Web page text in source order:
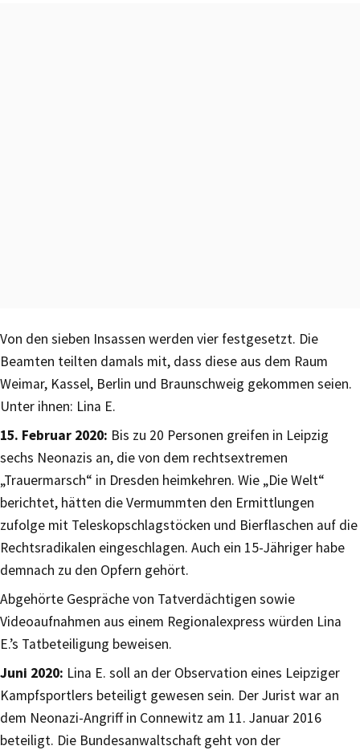
Von den sieben Insassen werden vier festgesetzt. Die
Beamten teilten damals mit, dass diese aus dem Raum
Weimar, Kassel, Berlin und Braunschweig gekommen seien.
Unter ihnen: Lina E.
15. Februar 2020: Bis zu 20 Personen greifen in Leipzig
sechs Neonazis an, die von dem rechtsextremen
„Trauermarsch“ in Dresden heimkehren. Wie „Die Welt“
berichtet, hätten die Vermummten den Ermittlungen
zufolge mit Teleskopschlagstöcken und Bierflaschen auf die
Rechtsradikalen eingeschlagen. Auch ein 15-Jähriger habe
demnach zu den Opfern gehört.
Abgehörte Gespräche von Tatverdächtigen sowie
Videoaufnahmen aus einem Regionalexpress würden Lina
E.’s Tatbeteiligung beweisen.
Juni 2020: Lina E. soll an der Observation eines Leipziger
Kampfsportlers beteiligt gewesen sein. Der Jurist war an
dem Neonazi-Angriff in Connewitz am 11. Januar 2016
beteiligt. Die Bundesanwaltschaft geht von der